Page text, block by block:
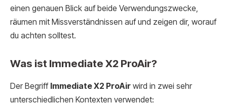
einen genauen Blick auf beide Verwendungszwecke,
räumen mit Missverständnissen auf und zeigen dir, worauf
du achten solltest.
Was ist Immediate X2 ProAir?
Der Begriff Immediate X2 ProAir wird in zwei sehr
unterschiedlichen Kontexten verwendet: